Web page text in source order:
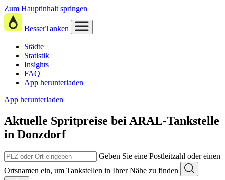
Zum Hauptinhalt springen
BesserTanken
Städte
Statistik
Insights
FAQ
App herunterladen
App herunterladen
Aktuelle Spritpreise bei ARAL-Tankstelle
in Donzdorf
Geben Sie eine Postleitzahl oder einen
Ortsnamen ein, um Tankstellen in Ihrer Nähe zu finden